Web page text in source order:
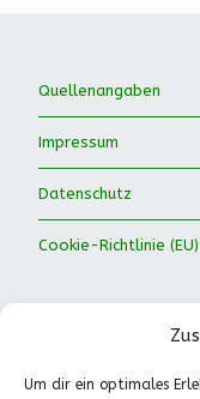
Um dir ein optimales
Quellenangaben
Impressum
Datenschutz
Cookie-Richtlinie (EU)